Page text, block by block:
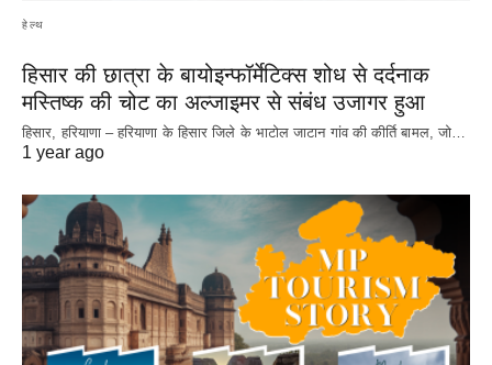
हेल्थ
हिसार की छात्रा के बायोइन्फॉर्मेटिक्स शोध से दर्दनाक
मस्तिष्क की चोट का अल्जाइमर से संबंध उजागर हुआ
हिसार, हरियाणा – हरियाणा के हिसार जिले के भाटोल जाटान गांव की कीर्ति बामल, जो…
1 year ago